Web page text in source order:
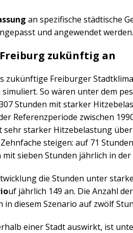
an spezifische städtische
und angewendet werden.
zukünftig an
zukünftige Freiburger
So wären unter dem
Stunden mit starker
Referenzperiode zwischen
sehr starker Hitzebelastung
steigen: auf 71
sieben Stunden jährlich in
die Stunden unter
uf jährlich 149 an. Die Anzahl
diesem Szenario auf zwölf
einer Stadt auswirkt, ist